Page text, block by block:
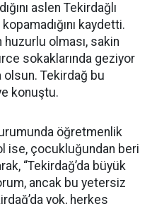
aslen Tekirdağlı
kaydetti.
huzurlu olması, sakin
sokaklarında geziyor
Tekirdağ bu
konuştu.
öğretmenlik
ise, çocukluğundan beri
“Tekirdağ’da büyük
ancak bu yetersiz
yok, herkes